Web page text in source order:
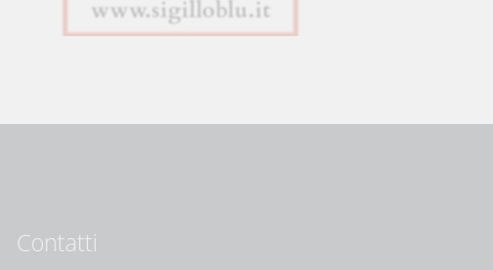
Contatti